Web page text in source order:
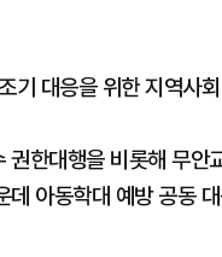
기 대응을 위한 지역사
한대행을 비롯해 무안
데 아동학대 예방 공동